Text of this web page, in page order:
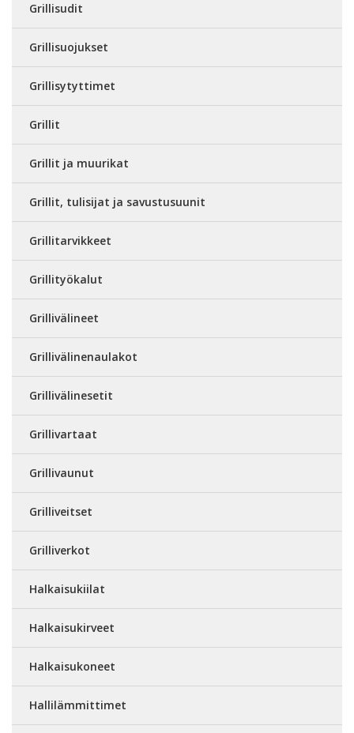
Grillisudit
Grillisuojukset
Grillisytyttimet
Grillit
Grillit ja muurikat
Grillit, tulisijat ja savustusuunit
Grillitarvikkeet
Grillityökalut
Grillivälineet
Grillivälinenaulakot
Grillivälinesetit
Grillivartaat
Grillivaunut
Grilliveitset
Grilliverkot
Halkaisukiilat
Halkaisukirveet
Halkaisukoneet
Hallilämmittimet